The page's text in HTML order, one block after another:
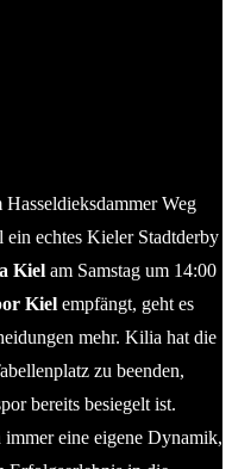
Weg
echtes Kieler Stadtderby
Kiel am Samstag um 14:00
Kiel empfängt, geht es
mehr. Kilia hat die
zu beenden,
bereits besiegelt ist.
eine eigene Dynamik,